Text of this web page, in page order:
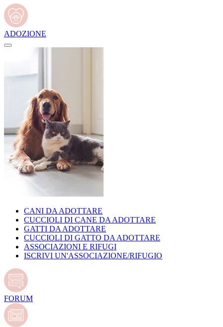
ADOZIONE
CANI DA ADOTTARE
CUCCIOLI DI CANE DA ADOTTARE
GATTI DA ADOTTARE
CUCCIOLI DI GATTO DA ADOTTARE
ASSOCIAZIONI E RIFUGI
ISCRIVI UN'ASSOCIAZIONE/RIFUGIO
FORUM